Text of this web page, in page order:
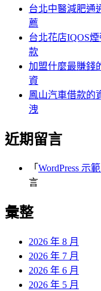
台北中醫減肥通
薦
台北花店IQOS
款
加盟什麼最賺錢
資
鳳山汽車借款的
洩
近期留言
「 WordPress 示
言
彙整
2026 年 8 月
2026 年 7 月
2026 年 6 月
2026 年 5 月